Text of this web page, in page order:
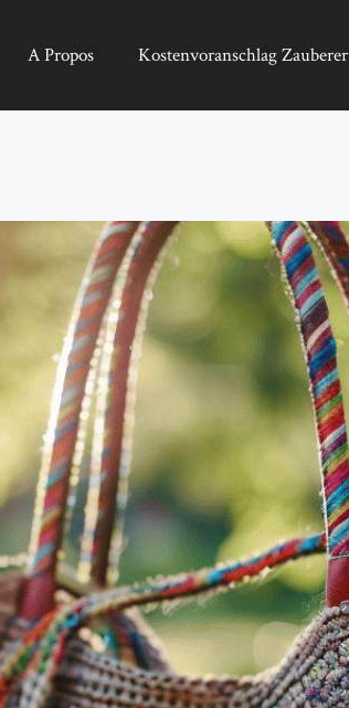
A Propos Kostenvoranschlag Zauberer